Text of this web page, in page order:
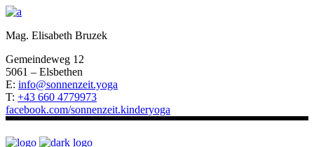
Mag. Elisabeth Bruzek
Gemeindeweg 12
5061 – Elsbethen
E: info@sonnenzeit.yoga
T: +43 660 4779973
facebook.com/sonnenzeit.kinderyoga